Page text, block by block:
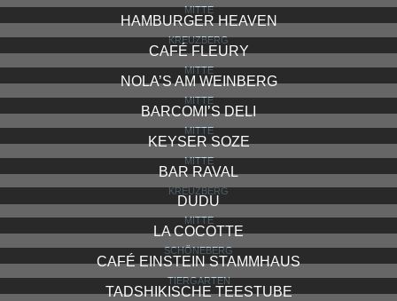
MITTE
HAMBURGER HEAVEN
KREUZBERG
CAFÉ FLEURY
MITTE
NOLA’S AM WEINBERG
MITTE
BARCOMI’S DELI
MITTE
KEYSER SOZE
MITTE
BAR RAVAL
KREUZBERG
DUDU
MITTE
LA COCOTTE
SCHÖNEBERG
CAFÉ EINSTEIN STAMMHAUS
TIERGARTEN
TADSHIKISCHE TEESTUBE